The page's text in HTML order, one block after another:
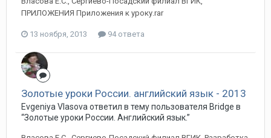
ПРИЛОЖЕНИЯ Приложения к уроку.rar
13 ноября, 2013 94 ответа
Золотые уроки России. английский язык - 2013
Evgeniya Vlasova ответил в тему пользователя Bridge в
“Золотые уроки России. Английский язык.”